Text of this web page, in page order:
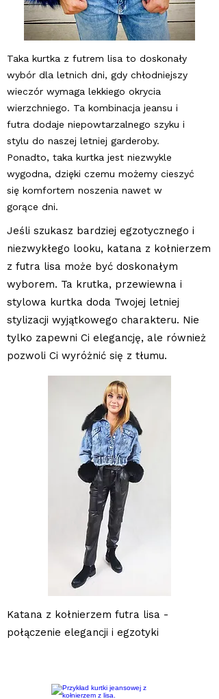
Taka kurtka z futrem lisa to doskonały
wybór dla letnich dni, gdy chłodniejszy
wieczór wymaga lekkiego okrycia
wierzchniego. Ta kombinacja jeansu i
futra dodaje niepowtarzalnego szyku i
stylu do naszej letniej garderoby.
Ponadto, taka kurtka jest niezwykle
wygodna, dzięki czemu możemy cieszyć
się komfortem noszenia nawet w
gorące dni.
Jeśli szukasz bardziej egzotycznego i
niezwykłego looku, katana z kołnierzem
z futra lisa może być doskonałym
wyborem. Ta krutka, przewiewna i
stylowa kurtka doda Twojej letniej
stylizacji wyjątkowego charakteru. Nie
tylko zapewni Ci elegancję, ale również
pozwoli Ci wyróżnić się z tłumu.
Katana z kołnierzem futra lisa -
połączenie elegancji i egzotyki